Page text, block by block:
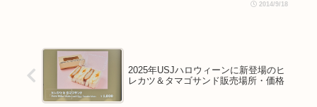
2014/9/18
2025年USJハロウィーンに新登場のヒ
レカツ＆タマゴサンド販売場所・価格